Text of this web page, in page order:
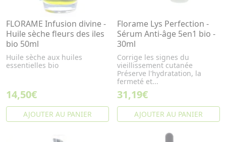
FLORAME Infusion divine -
Huile sèche fleurs des iles
bio 50ml
Huile sèche aux huiles
essentielles bio
14,50€
AJOUTER AU PANIER
Florame Lys Perfection -
Sérum Anti-âge 5en1 bio -
30ml
Corrige les signes du
vieillissement cutanée
Préserve l'hydratation, la
fermeté et...
31,19€
AJOUTER AU PANIER